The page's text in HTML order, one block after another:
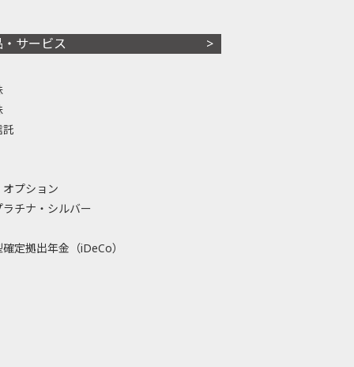
・サービス
託
プション
ラチナ・シルバー
定拠出年金（iDeCo）